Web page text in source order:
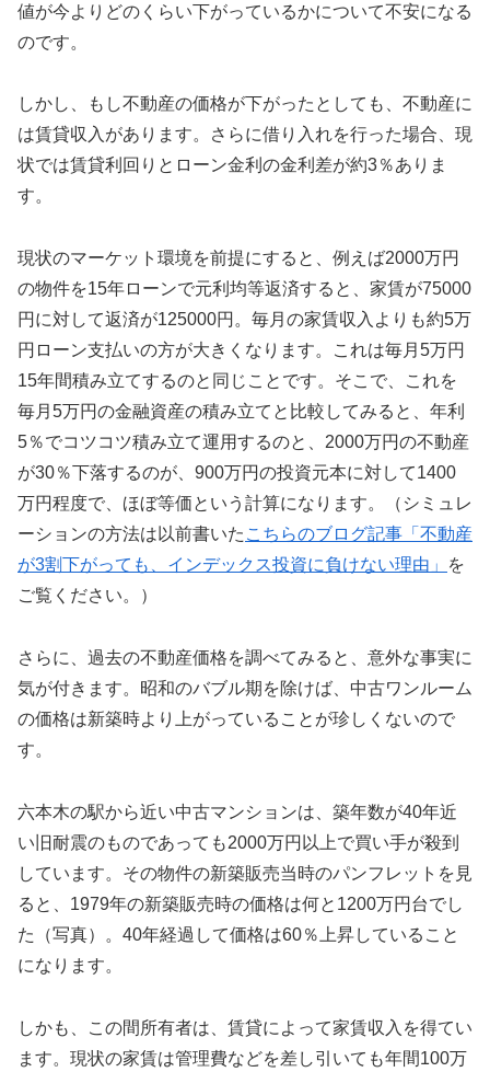
値が今よりどのくらい下がっているかについて不安になる
のです。
しかし、もし不動産の価格が下がったとしても、不動産に
は賃貸収入があります。さらに借り入れを行った場合、現
状では賃貸利回りとローン金利の金利差が約3％ありま
す。
現状のマーケット環境を前提にすると、例えば2000万円
の物件を15年ローンで元利均等返済すると、家賃が75000
円に対して返済が125000円。毎月の家賃収入よりも約5万
円ローン支払いの方が大きくなります。これは毎月5万円
15年間積み立てするのと同じことです。そこで、これを
毎月5万円の金融資産の積み立てと比較してみると、年利
5％でコツコツ積み立て運用するのと、2000万円の不動産
が30％下落するのが、900万円の投資元本に対して1400
万円程度で、ほぼ等価という計算になります。（シミュレ
ーションの方法は以前書いた こちらのブログ記事「不動産
が3割下がっても、インデックス投資に負けない理由」
を
ご覧ください。）
さらに、過去の不動産価格を調べてみると、意外な事実に
気が付きます。昭和のバブル期を除けば、中古ワンルーム
の価格は新築時より上がっていることが珍しくないので
す。
六本木の駅から近い中古マンションは、築年数が40年近
い旧耐震のものであっても2000万円以上で買い手が殺到
しています。その物件の新築販売当時のパンフレットを見
ると、1979年の新築販売時の価格は何と1200万円台でし
た（写真）。40年経過して価格は60％上昇していること
になります。
しかも、この間所有者は、賃貸によって家賃収入を得てい
ます。現状の家賃は管理費などを差し引いても年間100万